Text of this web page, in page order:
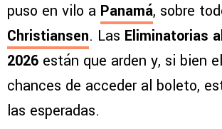
puso en vilo a Panamá, sobre
Christiansen. Las Eliminatorias
2026 están que arden y, si bien
chances de acceder al boleto,
las esperadas.